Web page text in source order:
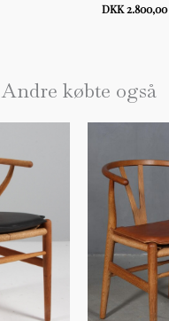
DKK 2.800,00
Andre købte også